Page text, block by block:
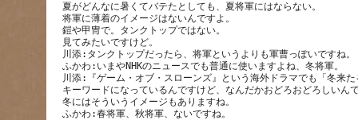
夏がどんなに暑くてバテたとしても、夏将軍にはならない。
将軍に薄着のイメージはないんですよ。
鎧や甲冑で。タンクトップではない。
見てみたいですけど。
川添:タンクトップだったら、将軍というよりも軍曹っぽいですね。
ふかわ:いまやNHKのニュースでも普通に使いますよね、冬将軍。
川添:『ゲーム・オブ・スローンズ』という海外ドラマでも「冬来
キーワードになっているんですけど、なんだかおどろおどろしいん
冬にはそういうイメージもありますね。
ふかわ:春将軍、秋将軍、ないですね。